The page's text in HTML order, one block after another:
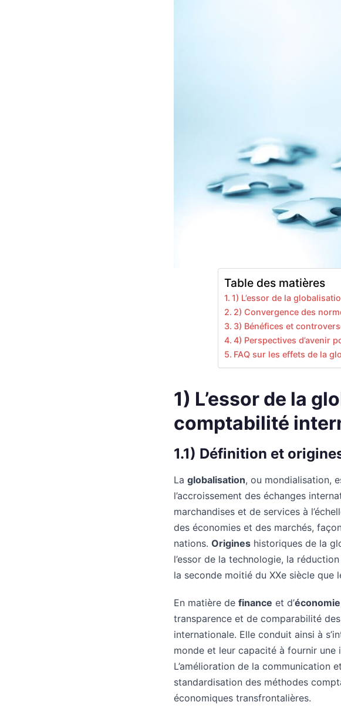
Table des matières
1) L’essor de la
2) Convergence des
3) Bénéfices et
4) Perspectives d’avenir
FAQ sur les effets de la
1) L’essor de la
comptabilité
1.1) Définition et
La globalisation, ou mondialisation,
l’accroissement des échanges
marchandises et de services à
des économies et des marchés,
nations. Origines historiques de la
l’essor de la technologie, la
la seconde moitié du XXe siècle que
En matière de finance et d’économie
transparence et de comparabilité
internationale. Elle conduit ainsi à
monde et leur capacité à fournir
L’amélioration de la communication
standardisation des méthodes
économiques transfrontalières.